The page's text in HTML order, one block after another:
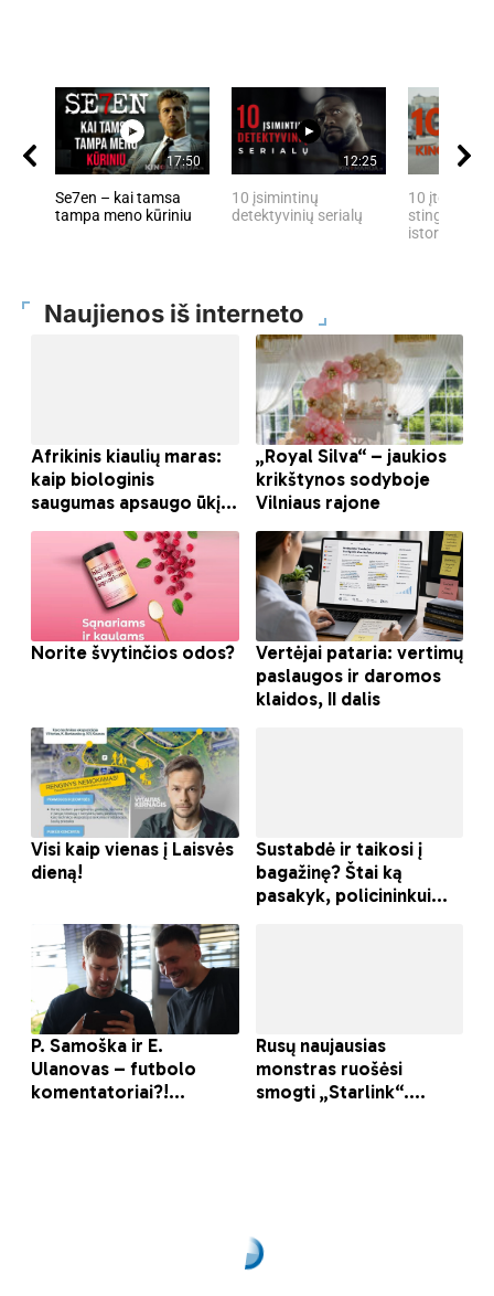
17:50
Se7en – kai tamsa
tampa meno kūriniu
12:25
10 įsimintinų
detektyvinių serialų
10 įtemptų,
stingdančių
istorijų
Naujienos iš interneto
Ruošiamasi gaivinti